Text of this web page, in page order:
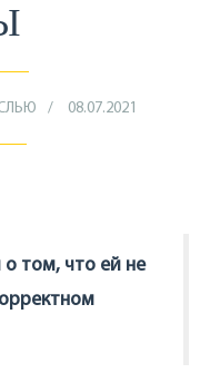
08.07.2021
о том, что ей не